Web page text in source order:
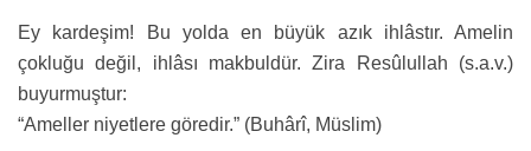
Ey kardeşim! Bu yolda en büyük azık ihlâstır. Amelin
çokluğu değil, ihlâsı makbuldür. Zira Resûlullah (s.a.v.)
buyurmuştur:
“Ameller niyetlere göredir.” (Buhârî, Müslim)